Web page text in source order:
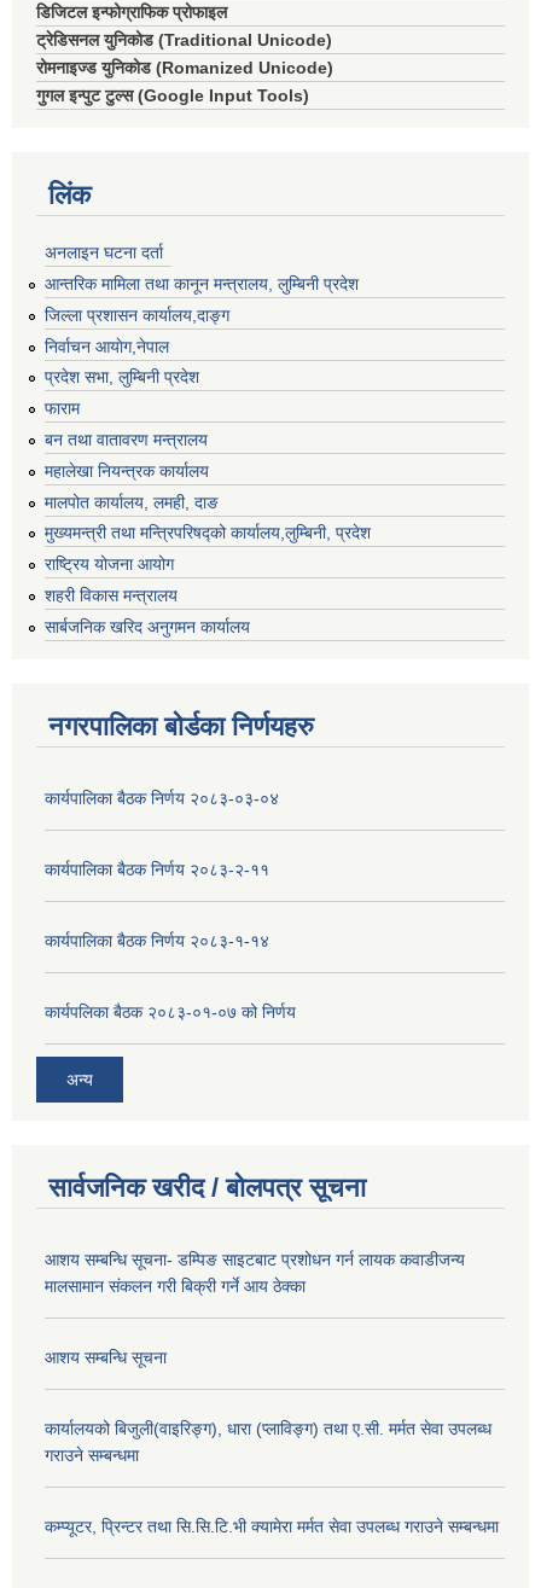
डिजिटल इन्फोग्राफिक प्रोफाइल
ट्रेडिसनल युनिकोड (Traditional Unicode)
रोमनाइज्ड युनिकोड (Romanized Unicode)
गुगल इन्पुट टुल्स (Google Input Tools)
लिंक
अनलाइन घटना दर्ता
आन्तरिक मामिला तथा कानून मन्त्रालय, लुम्बिनी प्रदेश
जिल्ला प्रशासन कार्यालय,दाङ्ग
निर्वाचन आयाेग,नेपाल
प्रदेश सभा, लुम्बिनी प्रदेश
फाराम
बन तथा वातावरण मन्त्रालय
महालेखा नियन्त्रक कार्यालय
मालपोत कार्यालय, लमही, दाङ
मुख्यमन्त्री तथा मन्त्रिपरिषद्को कार्यालय,लुम्बिनी, प्रदेश
राष्ट्रिय योजना आयोग
शहरी विकास मन्त्रालय
सार्बजनिक खरिद अनुगमन कार्यालय
नगरपालिका बोर्डका निर्णयहरु
कार्यपालिका बैठक निर्णय २०८३-०३-०४
कार्यपालिका बैठक निर्णय २०८३-२-११
कार्यपालिका बैठक निर्णय २०८३-१-१४
कार्यपलिका बैठक २०८३-०१-०७ को निर्णय
अन्य
सार्वजनिक खरीद / बोलपत्र सूचना
आशय सम्बन्धि सूचना- डम्पिङ साइटबाट प्रशोधन गर्न लायक कवाडीजन्य
मालसामान संकलन गरी बिक्री गर्ने आय ठेक्का
आशय सम्बन्धि सूचना
कार्यालयको बिजुली(वाइरिङ्ग), धारा (प्लाविङ्ग) तथा ए.सी. मर्मत सेवा उपलब्ध
गराउने सम्बन्धमा
कम्प्यूटर, प्रिन्टर तथा सि.सि.टि.भी क्यामेरा मर्मत सेवा उपलब्ध गराउने सम्बन्धमा